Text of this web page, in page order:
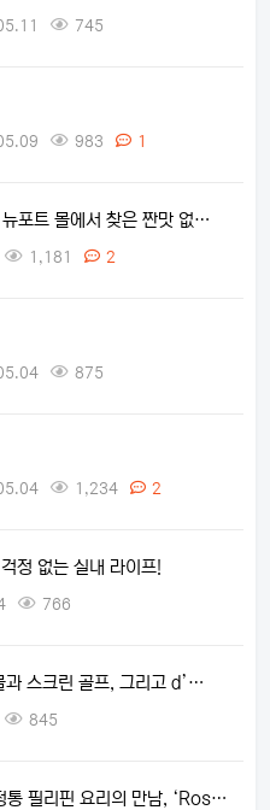
745
983 1
포트 몰에서 찾은 짠맛 없…
1,181 2
875
1,234 2
정 없는 실내 라이프!
766
스크린 골프, 그리고 d’…
845
통 필리핀 요리의 만남, ‘Ros…